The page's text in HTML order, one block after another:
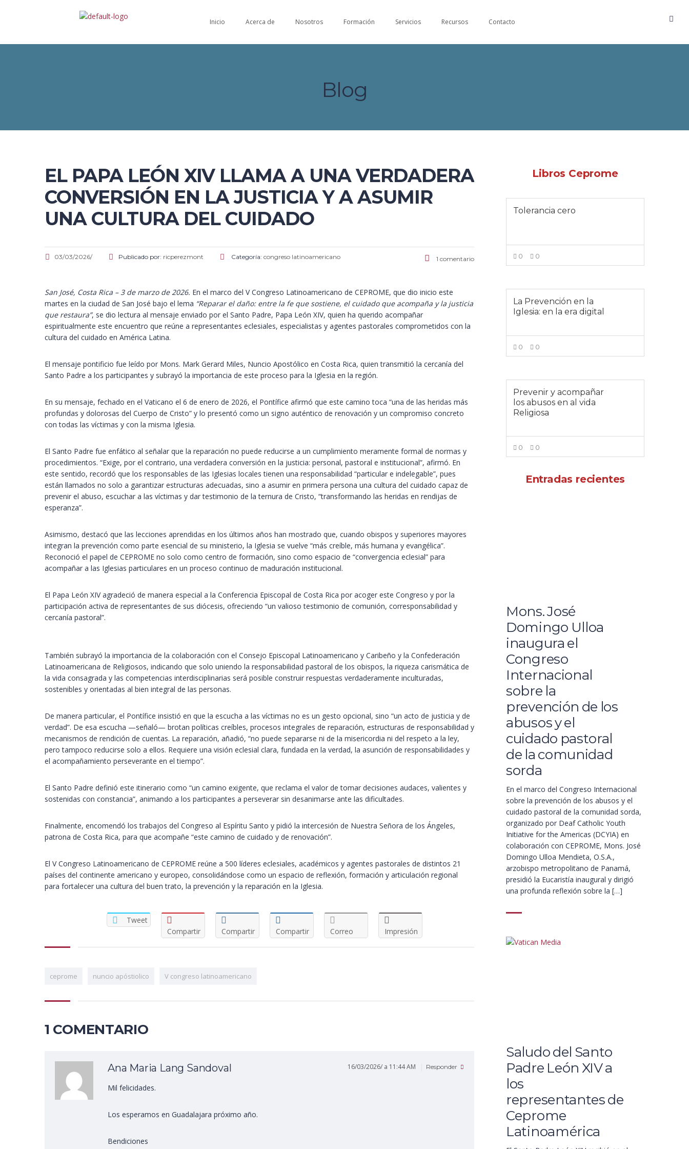
Inicio Acerca de Nosotros Formación Servicios Recursos Contacto
Blog
EL PAPA LEÓN XIV LLAMA A UNA VERDADERA
CONVERSIÓN EN LA JUSTICIA Y A ASUMIR
UNA CULTURA DEL CUIDADO
03/03/2026/ Publicado por: ricperezmont Categoría: congreso latinoamericano 1 comentario
San José, Costa Rica – 3 de marzo de 2026. En el marco del V Congreso Latinoamericano de CEPROME, que dio inicio este
martes en la ciudad de San José bajo el lema “Reparar el daño: entre la fe que sostiene, el cuidado que acompaña y la justicia
que restaura”, se dio lectura al mensaje enviado por el Santo Padre, Papa León XIV, quien ha querido acompañar
espiritualmente este encuentro que reúne a representantes eclesiales, especialistas y agentes pastorales comprometidos con la
cultura del cuidado en América Latina.
El mensaje pontificio fue leído por Mons. Mark Gerard Miles, Nuncio Apostólico en Costa Rica, quien transmitió la cercanía del
Santo Padre a los participantes y subrayó la importancia de este proceso para la Iglesia en la región.
En su mensaje, fechado en el Vaticano el 6 de enero de 2026, el Pontífice afirmó que este camino toca “una de las heridas más
profundas y dolorosas del Cuerpo de Cristo” y lo presentó como un signo auténtico de renovación y un compromiso concreto
con todas las víctimas y con la misma Iglesia.
El Santo Padre fue enfático al señalar que la reparación no puede reducirse a un cumplimiento meramente formal de normas y
procedimientos. “Exige, por el contrario, una verdadera conversión en la justicia: personal, pastoral e institucional”, afirmó. En
este sentido, recordó que los responsables de las Iglesias locales tienen una responsabilidad “particular e indelegable”, pues
están llamados no solo a garantizar estructuras adecuadas, sino a asumir en primera persona una cultura del cuidado capaz de
prevenir el abuso, escuchar a las víctimas y dar testimonio de la ternura de Cristo, “transformando las heridas en rendijas de
esperanza”.
Asimismo, destacó que las lecciones aprendidas en los últimos años han mostrado que, cuando obispos y superiores mayores
integran la prevención como parte esencial de su ministerio, la Iglesia se vuelve “más creíble, más humana y evangélica”.
Reconoció el papel de CEPROME no solo como centro de formación, sino como espacio de “convergencia eclesial” para
acompañar a las Iglesias particulares en un proceso continuo de maduración institucional.
El Papa León XIV agradeció de manera especial a la Conferencia Episcopal de Costa Rica por acoger este Congreso y por la
participación activa de representantes de sus diócesis, ofreciendo “un valioso testimonio de comunión, corresponsabilidad y
cercanía pastoral”.
También subrayó la importancia de la colaboración con el Consejo Episcopal Latinoamericano y Caribeño y la Confederación
Latinoamericana de Religiosos, indicando que solo uniendo la responsabilidad pastoral de los obispos, la riqueza carismática de
la vida consagrada y las competencias interdisciplinarias será posible construir respuestas verdaderamente inculturadas,
sostenibles y orientadas al bien integral de las personas.
De manera particular, el Pontífice insistió en que la escucha a las víctimas no es un gesto opcional, sino “un acto de justicia y de
verdad”. De esa escucha —señaló— brotan políticas creíbles, procesos integrales de reparación, estructuras de responsabilidad y
mecanismos de rendición de cuentas. La reparación, añadió, “no puede separarse ni de la misericordia ni del respeto a la ley,
pero tampoco reducirse solo a ellos. Requiere una visión eclesial clara, fundada en la verdad, la asunción de responsabilidades y
el acompañamiento perseverante en el tiempo”.
El Santo Padre definió este itinerario como “un camino exigente, que reclama el valor de tomar decisiones audaces, valientes y
sostenidas con constancia”, animando a los participantes a perseverar sin desanimarse ante las dificultades.
Finalmente, encomendó los trabajos del Congreso al Espíritu Santo y pidió la intercesión de Nuestra Señora de los Ángeles,
patrona de Costa Rica, para que acompañe “este camino de cuidado y de renovación”.
El V Congreso Latinoamericano de CEPROME reúne a 500 líderes eclesiales, académicos y agentes pastorales de distintos 21
países del continente americano y europeo, consolidándose como un espacio de reflexión, formación y articulación regional
para fortalecer una cultura del buen trato, la prevención y la reparación en la Iglesia.
Tweet
Compartir
Compartir Compartir Correo Impresión
ceprome nuncio apóstiolico V congreso latinoamericano
1 COMENTARIO
Ana Maria Lang Sandoval 16/03/2026/ a 11:44 AM Responder
Mil felicidades.
Los esperamos en Guadalajara próximo año.
Bendiciones
Libros Ceprome
Tolerancia cero
0 0
La Prevención en la
Iglesia: en la era digital
0 0
Prevenir y acompañar
los abusos en al vida
Religiosa
0 0
Entradas recientes
Mons. José
Domingo Ulloa
inaugura el
Congreso
Internacional
sobre la
prevención de los
abusos y el
cuidado pastoral
de la comunidad
sorda
En el marco del Congreso Internacional
sobre la prevención de los abusos y el
cuidado pastoral de la comunidad sorda,
organizado por Deaf Catholic Youth
Initiative for the Americas (DCYIA) en
colaboración con CEPROME, Mons. José
Domingo Ulloa Mendieta, O.S.A.,
arzobispo metropolitano de Panamá,
presidió la Eucaristía inaugural y dirigió
una profunda reflexión sobre la […]
Saludo del Santo
Padre León XIV a
los
representantes de
Ceprome
Latinoamérica